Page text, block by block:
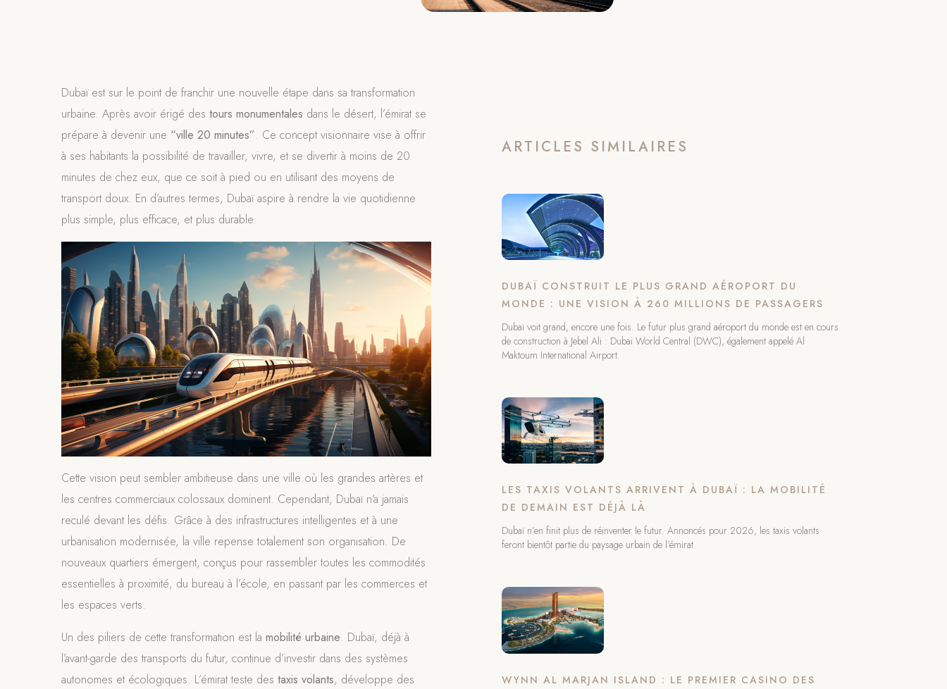
Dubaï est sur le point de franchir une nouvelle étape dans sa transformation
urbaine. Après avoir érigé destours monumentales dans le désert, l’émirat se
prépare à devenir une “ville 20 minutes”. Ce concept visionnaire vise à offrir
à ses habitants la possibilité de travailler, vivre, et se divertir à moins de 20
minutes de chez eux, que ce soit à pied ou en utilisant des moyens de
transport doux. En d’autres termes, Dubaï aspire à rendre la vie quotidienne
plus simple, plus efficace, et plus durable.
Cette vision peut sembler ambitieuse dans une ville où les grandes artères et
les centres commerciaux colossaux dominent. Cependant, Dubaï n’a jamais
reculé devant les défis. Grâce à des infrastructures intelligentes et à une
urbanisation modernisée, la ville repense totalement son organisation. De
nouveaux quartiers émergent, conçus pour rassembler toutes les commodités
essentielles à proximité, du bureau à l’école, en passant par les commerces et
les espaces verts.
Un des piliers de cette transformation est lamobilité urbaine. Dubaï, déjà à
l’avant-garde des transports du futur, continue d’investir dans des systèmes
autonomes et écologiques. L’émirat teste destaxis volants, développe des
ARTICLES SIMILAIRES
DUBAÏ CONSTRUIT LE PLUS GRAND AÉROPORT DU
MONDE : UNE VISION À 260 MILLIONS DE PASSAGERS
Dubaï voit grand, encore une fois. Le futur plus grand aéroport du monde est en cours
de construction à Jebel Ali : Dubai World Central (DWC), également appelé Al
Maktoum International Airport.
LES TAXIS VOLANTS ARRIVENT À DUBAÏ : LA MOBILITÉ
DE DEMAIN EST DÉJÀ LÀ
Dubaï n’en finit plus de réinventer le futur. Annoncés pour 2026, les taxis volants
feront bientôt partie du paysage urbain de l’émirat.
WYNN AL MARJAN ISLAND : LE PREMIER CASINO DES